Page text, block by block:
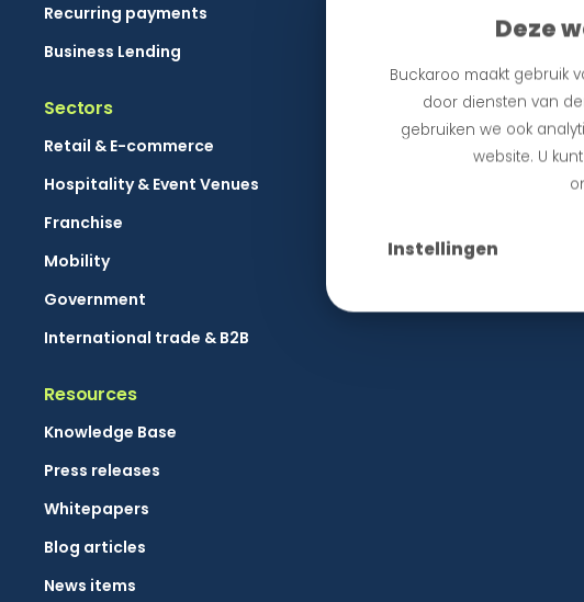
Deze
Buckaroo maakt gebruik
door diensten van
gebruiken we ook
website. U
Instellingen
Recurring payments
Business Lending
Sectors
Retail & E-commerce
Hospitality & Event Venues
Franchise
Mobility
Government
International trade & B2B
Resources
Knowledge Base
Press releases
Whitepapers
Blog articles
News items